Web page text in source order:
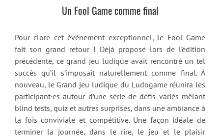
Un Fool Game comme final
Pour clore cet événement exceptionnel, le Fool Game
fait son grand retour ! Déjà proposé lors de l’édition
précédente, ce grand jeu ludique avait rencontré un tel
succès qu’il s’imposait naturellement comme final. À
nouveau, le Grand jeu ludique du Ludogame réunira les
participant·es autour d’une série de défis variés mêlant
blind tests, quiz et autres surprises, dans une ambiance à
la fois conviviale et compétitive. Une façon idéale de
terminer la journée, dans le rire, le jeu et le plaisir